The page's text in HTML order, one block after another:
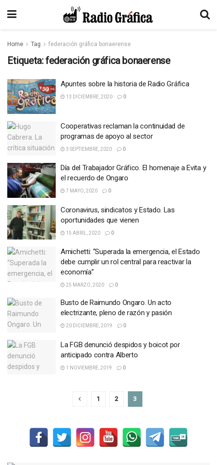
Home Tag federación gráfica bonaerense
Etiqueta:federación gráfica bonaerense
Apuntes sobre la historia de Radio Gráfica
13 DICIEMBRE, 2020 0
Cooperativas reclaman la continuidad de
programas de apoyo al sector
3 SEPTIEMBRE, 2020 0
Día del Trabajador Gráfico. El homenaje a Evita y
el recuerdo de Ongaro
7 MAYO, 2020 0
Coronavirus, sindicatos y Estado. Las
oportunidades que vienen
15 ABRIL, 2020 0
Amichetti: “Superada la emergencia, el Estado
debe cumplir un rol central para reactivar la
economía”
25 MARZO, 2020 0
Busto de Raimundo Ongaro. Un acto
electrizante, pleno de razón y pasión
20 DICIEMBRE, 2019 0
La FGB denunció despidos y boicot por
anticipado contra Alberto
1 NOVIEMBRE, 2019 0
1 2 3